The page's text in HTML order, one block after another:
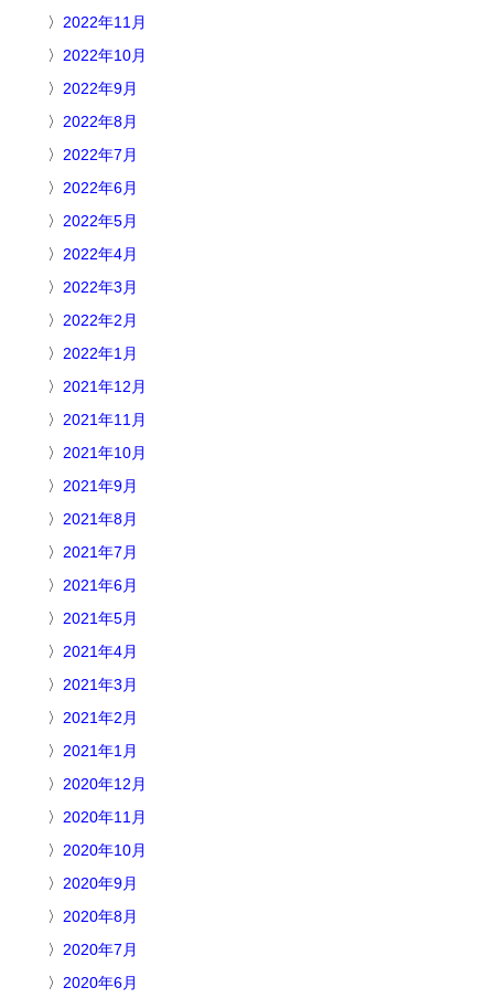
2022年11月
2022年10月
2022年9月
2022年8月
2022年7月
2022年6月
2022年5月
2022年4月
2022年3月
2022年2月
2022年1月
2021年12月
2021年11月
2021年10月
2021年9月
2021年8月
2021年7月
2021年6月
2021年5月
2021年4月
2021年3月
2021年2月
2021年1月
2020年12月
2020年11月
2020年10月
2020年9月
2020年8月
2020年7月
2020年6月